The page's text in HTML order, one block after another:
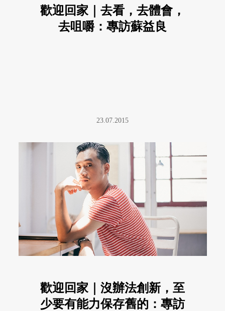
歡迎回家｜去看，去體會，
去咀嚼：專訪蘇益良
23.07.2015
歡迎回家｜沒辦法創新，至
少要有能力保存舊的：專訪